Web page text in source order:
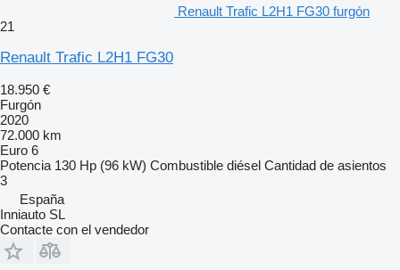
Renault Trafic L2H1 FG30 furgón
21
Renault Trafic L2H1 FG30
18.950 €
Furgón
2020
72.000 km
Euro 6
Potencia 130 Hp (96 kW) Combustible diésel Cantidad de asientos
3
España
Inniauto SL
Contacte con el vendedor